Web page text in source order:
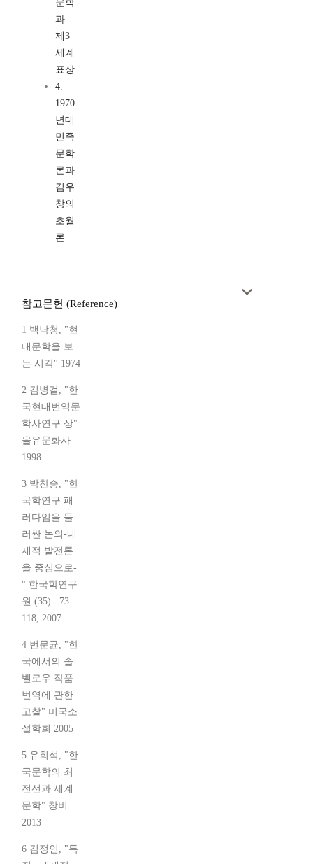
문학
과
제3
세계
표상
4.
1970
년대
민족
문학
론과
김우
창의
초월
론
참고문헌 (Reference)
1 백낙청, "현
대문학을 보
는 시각" 1974
2 김병걸, "한
국현대번역문
학사연구 상"
을유문화사
1998
3 박찬승, "한
국학연구 패
러다임을 둘
러싼 논의-내
재적 발전론
을 중심으로-
" 한국학연구
원 (35) : 73-
118, 2007
4 번문균, "한
국에서의 솔
벨로우 작품
번역에 관한
고찰" 미국소
설학회 2005
5 유희석, "한
국문학의 최
전선과 세계
문학" 창비
2013
6 김정인, "특